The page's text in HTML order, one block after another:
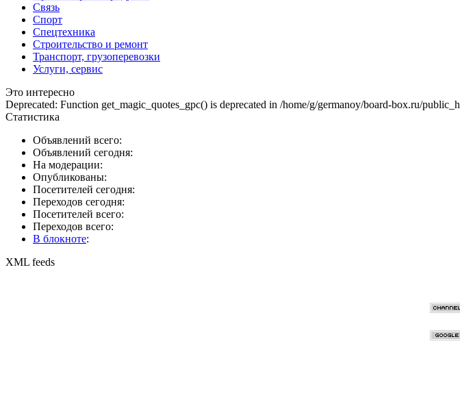
Связь
Спорт
Спецтехника
Строительство и ремонт
Транспорт, грузоперевозки
Услуги, сервис
Это интересно
Deprecated: Function get_magic_quotes_gpc() is deprecated in /home/g/germanoy/board-box.ru/
Статистика
Объявлений всего:
Объявлений сегодня:
На модерации:
Опубликованы:
Посетителей сегодня:
Переходов сегодня:
Посетителей всего:
Переходов всего:
В блокноте:
XML feeds